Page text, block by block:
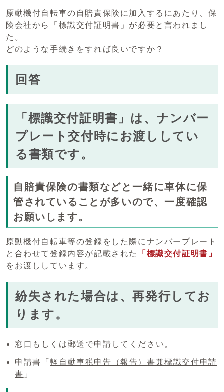
原動機付自転車の自賠責保険に加入するにあたり、保
険会社から「標識交付証明書」が必要と言われまし
た。
どのような手続きをすれば良いですか？
回答
「標識交付証明書」は、ナンバー
プレート交付時にお渡ししてい
る書類です。
自賠責保険の書類などと一緒に車体に保
管されていることが多いので、一度確認
お願いします。
原動機付自転車等の登録 をした際にナンバープレート
と合わせて登録内容が記載された
「標識交付証明書」
をお渡ししています。
紛失された場合は、再発行してお
ります。
窓口もしくは郵送で申請してください。
申請書「軽自動車税申告（報告）書兼標識交付申請
書 」